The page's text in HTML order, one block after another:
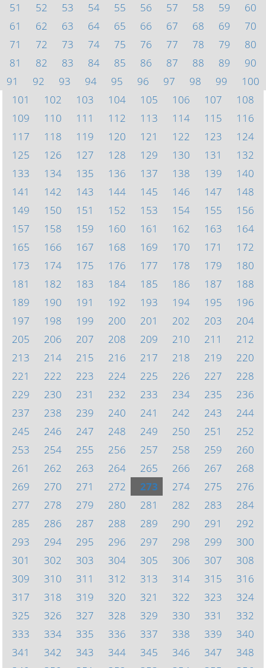
51
52 53 54 55 56 57 58 59
60
61
62 63 64 65 66 67 68 69
70
71
72 73 74 75 76 77 78 79
80
81
82 83 84 85 86 87 88 89
90
91
92 93 94 95 96 97 98 99
100
101
102 103 104 105 106 107
108
109
110 111 112 113 114 115
116
117
118 119 120 121 122 123
124
125
126 127 128 129 130 131
132
133
134 135 136 137 138 139
140
141
142 143 144 145 146 147
148
149
150 151 152 153 154 155
156
157
158 159 160 161 162 163
164
165
166 167 168 169 170 171
172
173
174 175 176 177 178 179
180
181
182 183 184 185 186 187
188
189
190 191 192 193 194 195
196
197
198 199 200 201 202 203
204
205
206 207 208 209 210 211
212
213
214 215 216 217 218 219
220
221
222 223 224 225 226 227
228
229
230 231 232 233 234 235
236
237
238 239 240 241 242 243
244
245
246 247 248 249 250 251
252
253
254 255 256 257 258 259
260
261
262 263 264 265 266 267
268
269
270 271 272 273 274 275
276
277
278 279 280 281 282 283
284
285
286 287 288 289 290 291
292
293
294 295 296 297 298 299
300
301
302 303 304 305 306 307
308
309
310 311 312 313 314 315
316
317
318 319 320 321 322 323
324
325
326 327 328 329 330 331
332
333
334 335 336 337 338 339
340
341
342 343 344 345 346 347
348